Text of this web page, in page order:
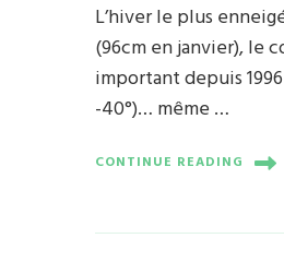
L’hiver le plus
(96cm en janvier), le
important depuis
-40°)… même …
CONTINUE READING